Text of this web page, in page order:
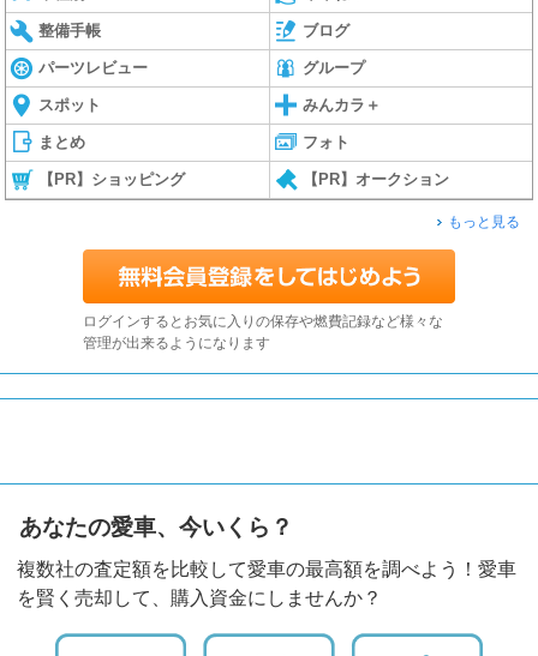
整備手帳 ブログ
パーツレビュー グループ
スポット みんカラ＋
まとめ フォト
【PR】ショッピング 【PR】オークション
もっと見る
ログインするとお気に入りの保存や燃費記録など様々な
管理が出来るようになります
あなたの愛車、今いくら？
複数社の査定額を比較して愛車の最高額を調べよう！愛車
を賢く売却して、購入資金にしませんか？